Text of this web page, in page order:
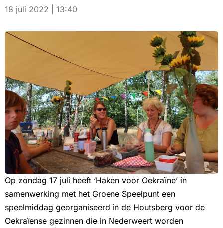
18 juli 2022 | 13:40
Op zondag 17 juli heeft ‘Haken voor Oekraïne’ in
samenwerking met het Groene Speelpunt een
speelmiddag georganiseerd in de Houtsberg voor de
Oekraïense gezinnen die in Nederweert worden